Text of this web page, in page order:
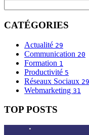
CATÉGORIES
Actualité 29
Communication 20
Formation 1
Productivité 5
Réseaux Sociaux 29
Webmarketing 31
TOP POSTS